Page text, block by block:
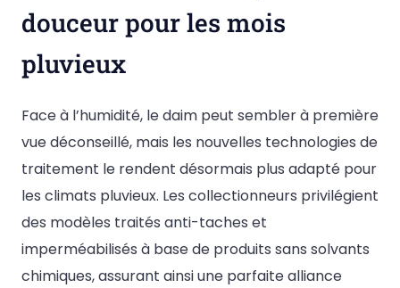
douceur pour les mois
pluvieux
Face à l’humidité, le daim peut sembler à première
vue déconseillé, mais les nouvelles technologies de
traitement le rendent désormais plus adapté pour
les climats pluvieux. Les collectionneurs privilégient
des modèles traités anti-taches et
imperméabilisés à base de produits sans solvants
chimiques, assurant ainsi une parfaite alliance